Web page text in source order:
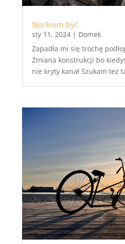
Norkiem być
sty 11, 2024| Domek
Zapadła mi się trochę
Zmiana konstrukcji bo
nie kryty kanał Szukam też